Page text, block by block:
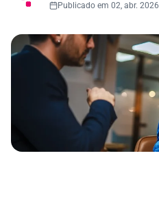
Publicado em 02, abr. 2026